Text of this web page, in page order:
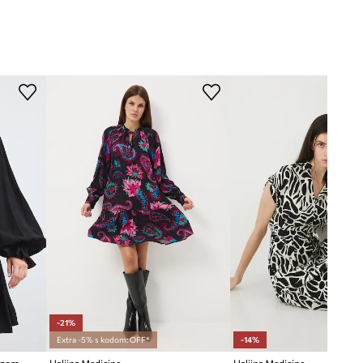
-21%
Extra -5% s kodom: OFF*
-14%